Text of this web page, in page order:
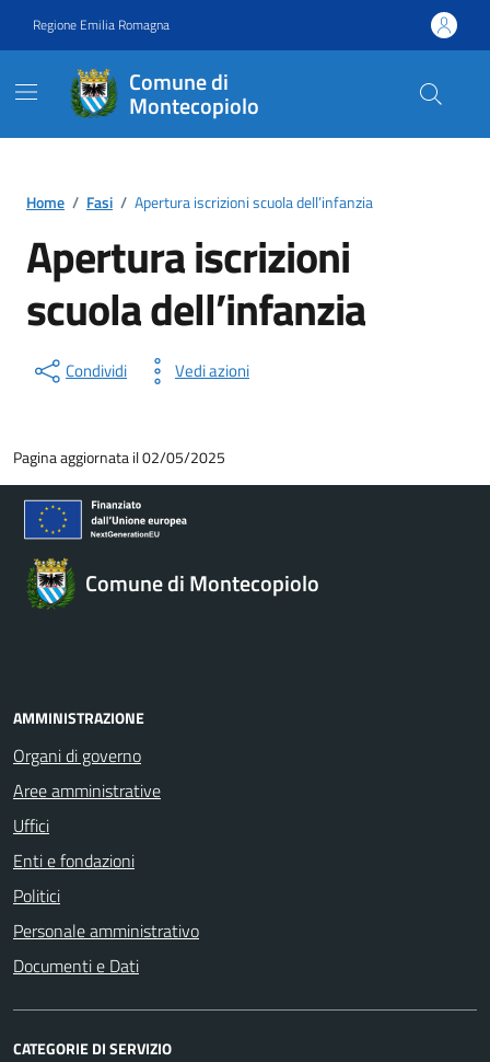
Regione Emilia Romagna
Comune di
Montecopiolo
Home / Fasi / Apertura iscrizioni scuola dell’infanzia
Apertura iscrizioni
scuola dell’infanzia
Condividi Vedi azioni
Pagina aggiornata il 02/05/2025
Comune di Montecopiolo
AMMINISTRAZIONE
Organi di governo
Aree amministrative
Uffici
Enti e fondazioni
Politici
Personale amministrativo
Documenti e Dati
CATEGORIE DI SERVIZIO